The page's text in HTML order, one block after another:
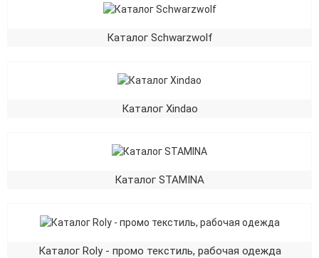
Каталог Schwarzwolf
Каталог Xindao
Каталог STAMINA
Каталог Roly - промо текстиль, рабочая одежда